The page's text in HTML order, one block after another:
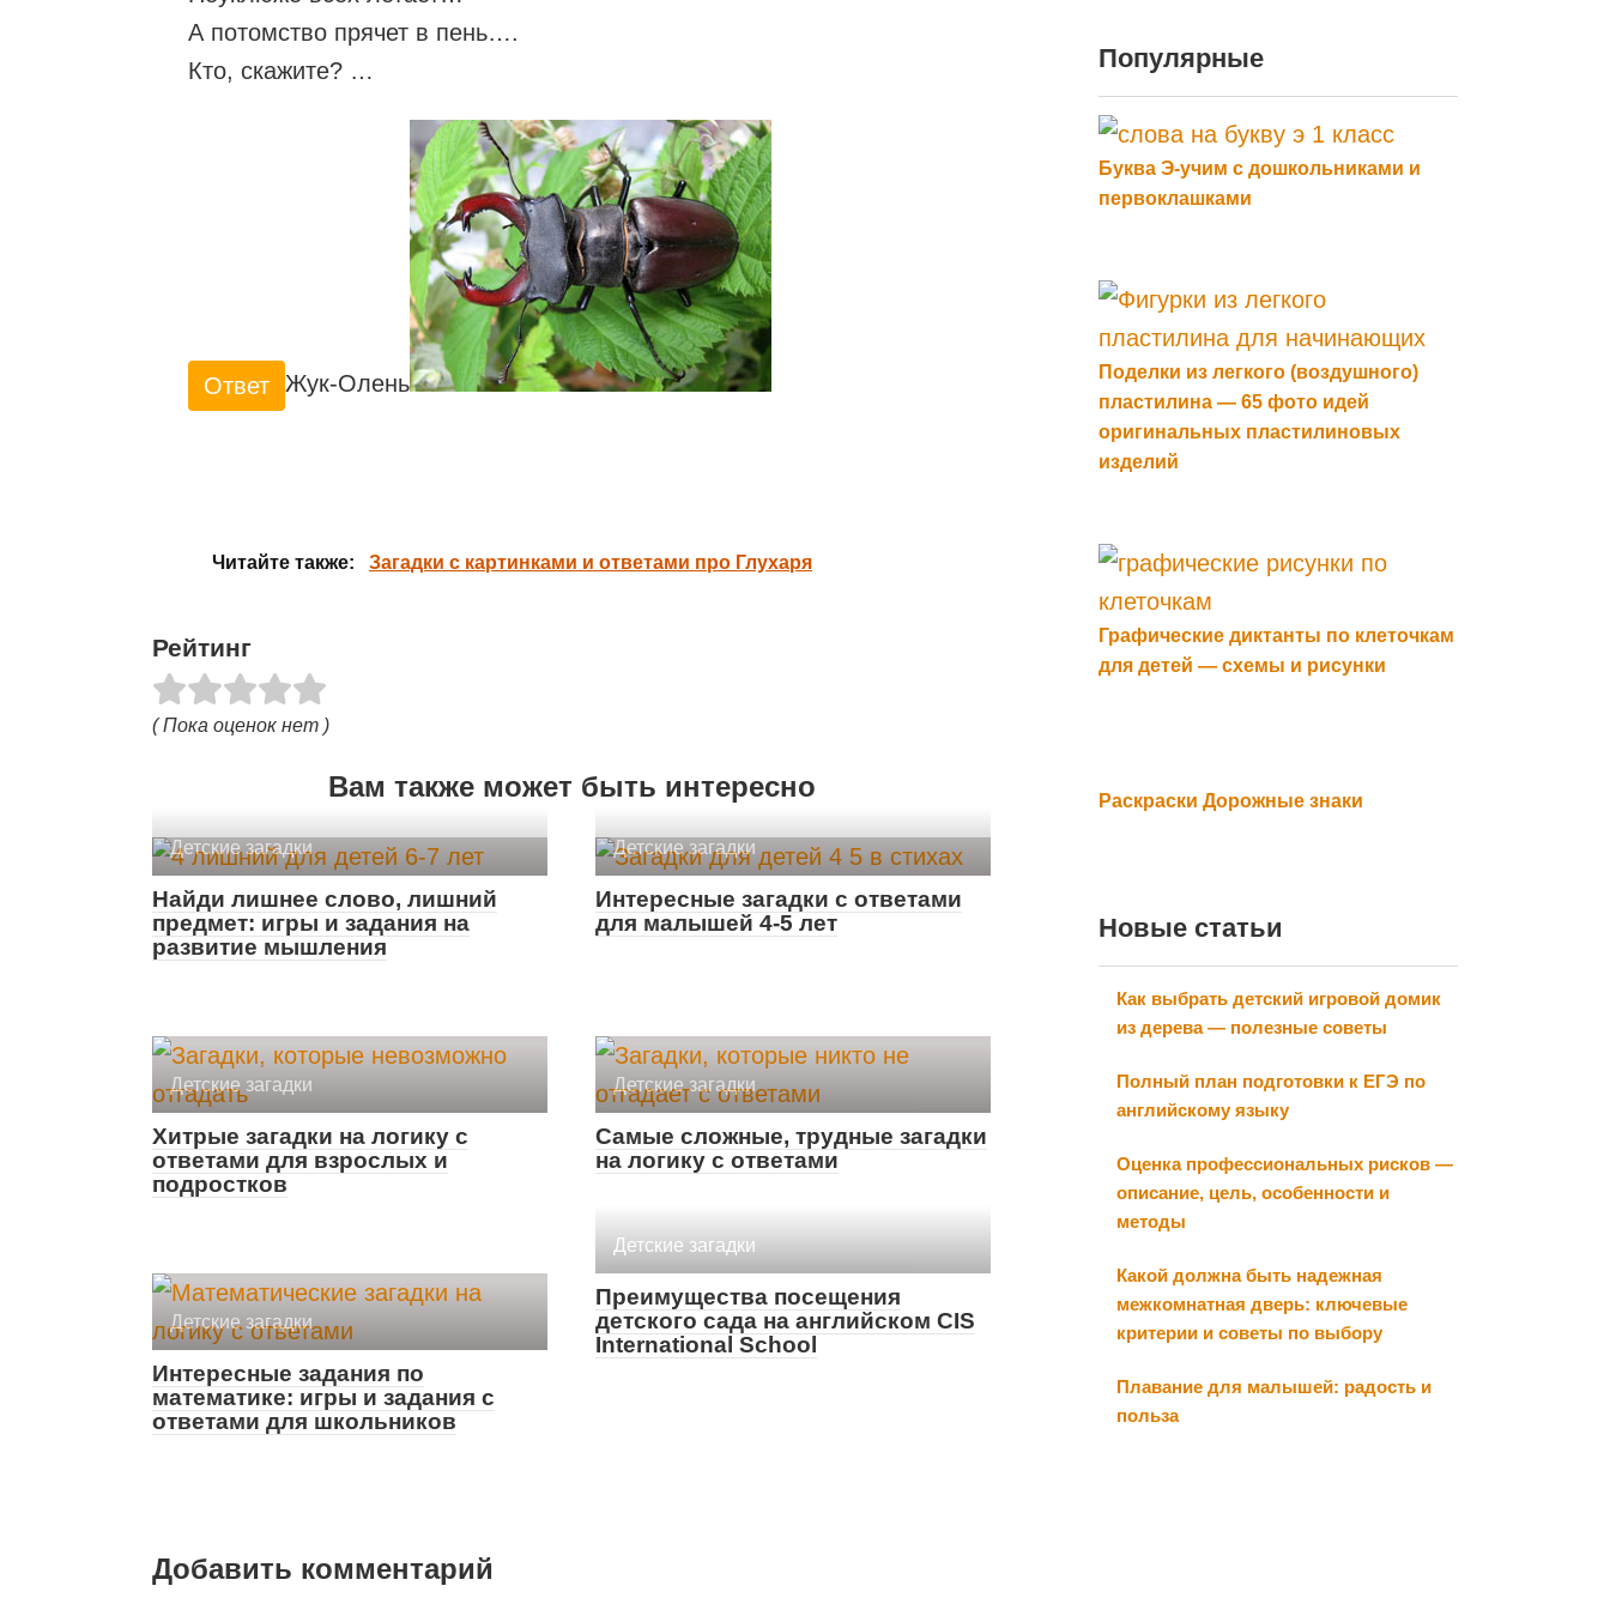
А потомство прячет в пень….
Кто, скажите? …
Ответ Жук-Олень
Читайте также: Загадки с картинками и ответами про Глухаря
Рейтинг
( Пока оценок нет )
Вам также может быть интересно
Детские загадки
Найди лишнее слово, лишний
предмет: игры и задания на
развитие мышления
Детские загадки
Интересные загадки с ответами
для малышей 4-5 лет
Детские загадки
Хитрые загадки на логику с
ответами для взрослых и
подростков
Детские загадки
Самые сложные, трудные загадки
на логику с ответами
Детские загадки
Интересные задания по
математике: игры и задания с
ответами для школьников
Детские загадки
Преимущества посещения
детского сада на английском CIS
International School
Добавить комментарий
Популярные
Буква Э-учим с дошкольниками и
первоклашками
Поделки из легкого (воздушного)
пластилина — 65 фото идей
оригинальных пластилиновых
изделий
Графические диктанты по клеточкам
для детей — схемы и рисунки
Раскраски Дорожные знаки
Новые статьи
Как выбрать детский игровой домик
из дерева — полезные советы
Полный план подготовки к ЕГЭ по
английскому языку
Оценка профессиональных рисков —
описание, цель, особенности и
методы
Какой должна быть надежная
межкомнатная дверь: ключевые
критерии и советы по выбору
Плавание для малышей: радость и
польза